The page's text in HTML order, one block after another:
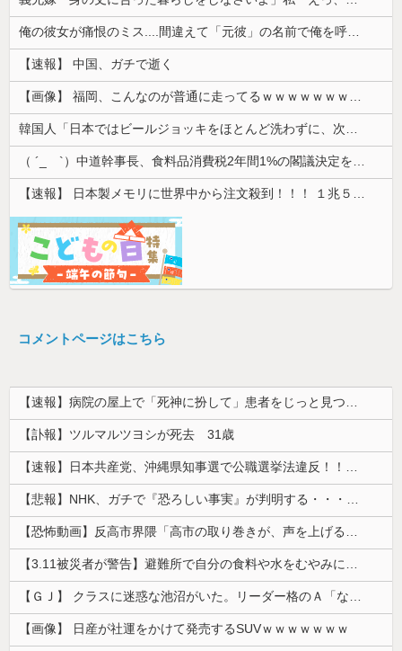
【速報】 中国、ガチで逝く
コメントページはこちら
【訃報】ツルマルツヨシが死去 31歳
【画像】 日産が社運をかけて発売するSUVｗｗｗｗｗｗｗ